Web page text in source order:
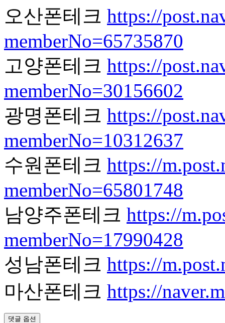
오산폰테크 https://
memberNo=65735870
고양폰테크 https://
memberNo=30156602
광명폰테크 https://
memberNo=10312637
수원폰테크 https://
memberNo=65801748
남양주폰테크 https://
memberNo=17990428
성남폰테크 https://
마산폰테크 https://
댓글 옵션